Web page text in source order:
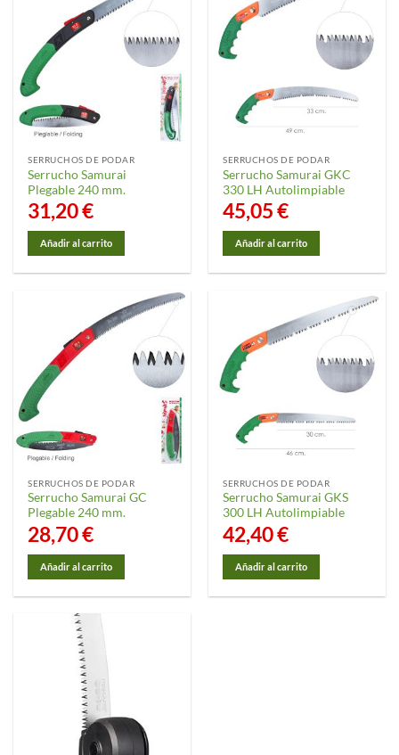
variantes.
opciones
se
pueden
elegir
en
página
de
producto
SERRUCHOS DE PODAR
Serrucho Samurai
Plegable 240 mm.
31,20€
Añadir al carrito
SERRUCHOS DE PODAR
Serrucho Samurai GKC
330 LH Autolimpiable
45,05€
Añadir al carrito
SERRUCHOS DE PODAR
Serrucho Samurai GC
Plegable 240 mm.
28,70€
Añadir al carrito
SERRUCHOS DE PODAR
Serrucho Samurai GKS
300 LH Autolimpiable
42,40€
Añadir al carrito